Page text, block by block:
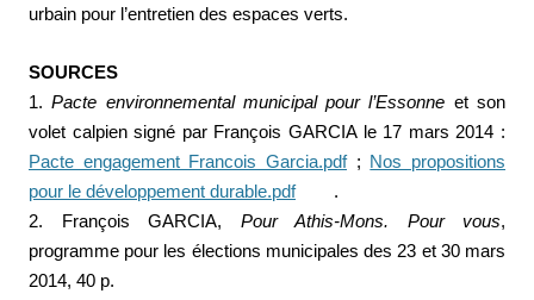
urbain pour l’entretien des espaces verts.
SOURCES
1.Pacte environnemental municipal pour l’Essonne et son
volet calpien signé par François GARCIA le 17 mars 2014 :
Pacte engagement Francois Garcia.pdf;
Nos propositions
pour le développement durable.pdf.
2. François GARCIA, Pour Athis-Mons. Pour vous,
programme pour les élections municipales des 23 et 30 mars
2014, 40 p.